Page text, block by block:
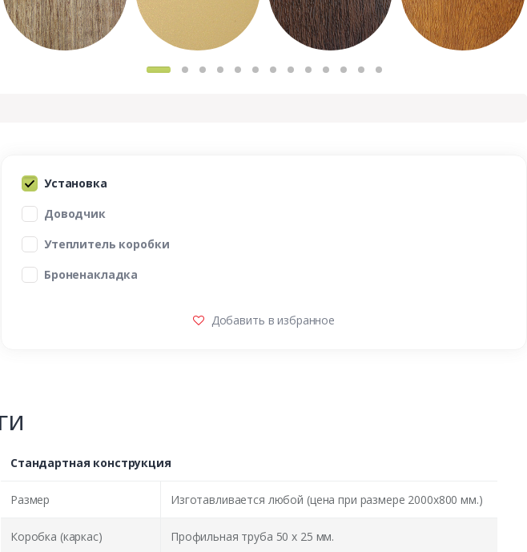
Установка
Доводчик
Утеплитель коробки
Броненакладка
Добавить в избранное
Стандартная конструкция
Размер Изготавливается любой (цена при размере 2000x800 мм.)
Коробка (каркас) Профильная труба 50 х 25 мм.